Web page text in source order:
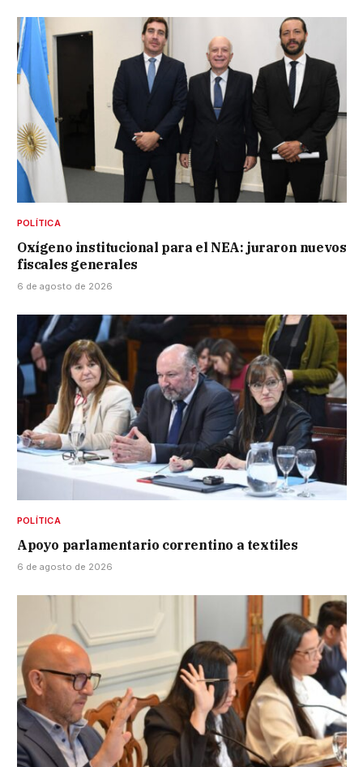
POLÍTICA
Oxígeno institucional para el NEA: juraron nuevos
fiscales generales
6 de agosto de 2026
POLÍTICA
Apoyo parlamentario correntino a textiles
6 de agosto de 2026